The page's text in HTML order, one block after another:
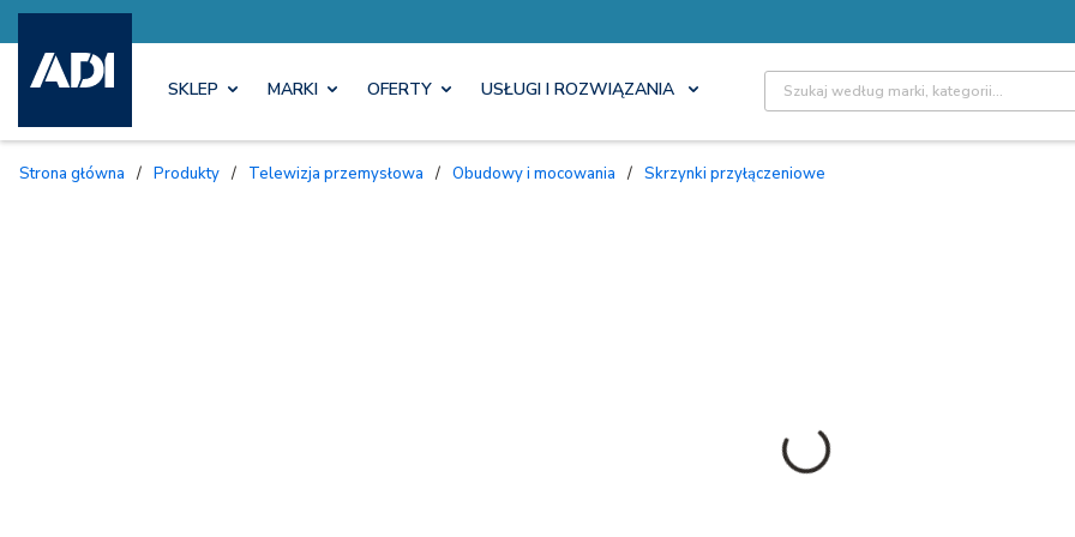
SKLEP MARKI OFERTY USŁUGI I ROZWIĄZANIA Site Search
Strona główna / Produkty / Telewizja przemysłowa / Obudowy i mocowania / Skrzynki przyłączeniowe